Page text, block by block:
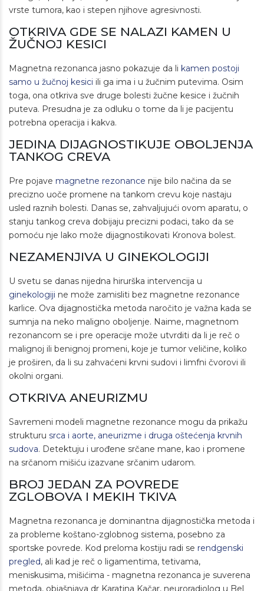
vrste tumora, kao i stepen njihove agresivnosti.
OTKRIVA GDE SE NALAZI KAMEN U
ŽUČNOJ KESICI
Magnetna rezonanca jasno pokazuje da li kamen postoji
samo u žučnoj kesici ili ga ima i u žučnim putevima. Osim
toga, ona otkriva sve druge bolesti žučne kesice i žučnih
puteva. Presudna je za odluku o tome da li je pacijentu
potrebna operacija i kakva.
JEDINA DIJAGNOSTIKUJE OBOLJENJA
TANKOG CREVA
Pre pojave magnetne rezonance nije bilo načina da se
precizno uoče promene na tankom crevu koje nastaju
usled raznih bolesti. Danas se, zahvaljujući ovom aparatu, o
stanju tankog creva dobijaju precizni podaci, tako da se
pomoću nje lako može dijagnostikovati Kronova bolest.
NEZAMENJIVA U GINEKOLOGIJI
U svetu se danas nijedna hirurška intervencija u
ginekologiji ne može zamisliti bez magnetne rezonance
karlice. Ova dijagnostička metoda naročito je važna kada se
sumnja na neko maligno oboljenje. Naime, magnetnom
rezonancom se i pre operacije može utvrditi da li je reč o
malignoj ili benignoj promeni, koje je tumor veličine, koliko
je proširen, da li su zahvaćeni krvni sudovi i limfni čvorovi ili
okolni organi.
OTKRIVA ANEURIZMU
Savremeni modeli magnetne rezonance mogu da prikažu
strukturu srca i aorte, aneurizme i druga oštećenja krvnih
sudova. Detektuju i urođene srčane mane, kao i promene
na srčanom mišiću izazvane srčanim udarom.
BROJ JEDAN ZA POVREDE
ZGLOBOVA I MEKIH TKIVA
Magnetna rezonanca je dominantna dijagnostička metoda i
za probleme koštano-zglobnog sistema, posebno za
sportske povrede. Kod preloma kostiju radi se rendgenski
pregled, ali kad je reč o ligamentima, tetivama,
meniskusima, mišićima - magnetna rezonanca je suverena
metoda, objašnjava dr Karatina Kačar, neuroradiolog u Bel